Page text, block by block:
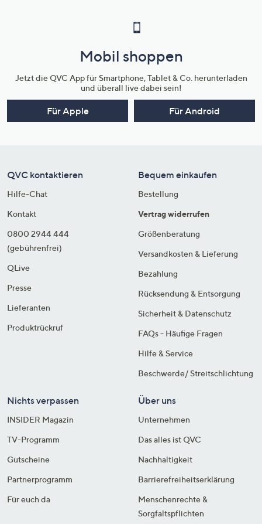
Mobil shoppen
Jetzt die QVC App für Smartphone, Tablet & Co. herunterladen
und überall live dabei sein!
Für Apple Für Android
QVC kontaktieren
Hilfe-Chat
Kontakt
0800 2944 444
(gebührenfrei)
QLive
Presse
Lieferanten
Produktrückruf
Bequem einkaufen
Bestellung
Vertrag widerrufen
Größenberatung
Versandkosten & Lieferung
Bezahlung
Rücksendung & Entsorgung
Sicherheit & Datenschutz
FAQs - Häufige Fragen
Hilfe & Service
Beschwerde/ Streitschlichtung
Nichts verpassen
INSIDER Magazin
TV-Programm
Gutscheine
Partnerprogramm
Für euch da
Über uns
Unternehmen
Das alles ist QVC
Nachhaltigkeit
Barrierefreiheitserklärung
Menschenrechte &
Sorgfaltspflichten